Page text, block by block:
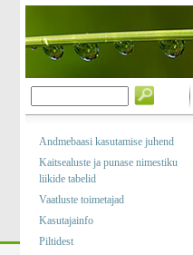
Andmebaasi kasutamise juhend
Kaitsealuste ja punase nimestiku
liikide tabelid
Vaatluste toimetajad
Kasutajainfo
Piltidest